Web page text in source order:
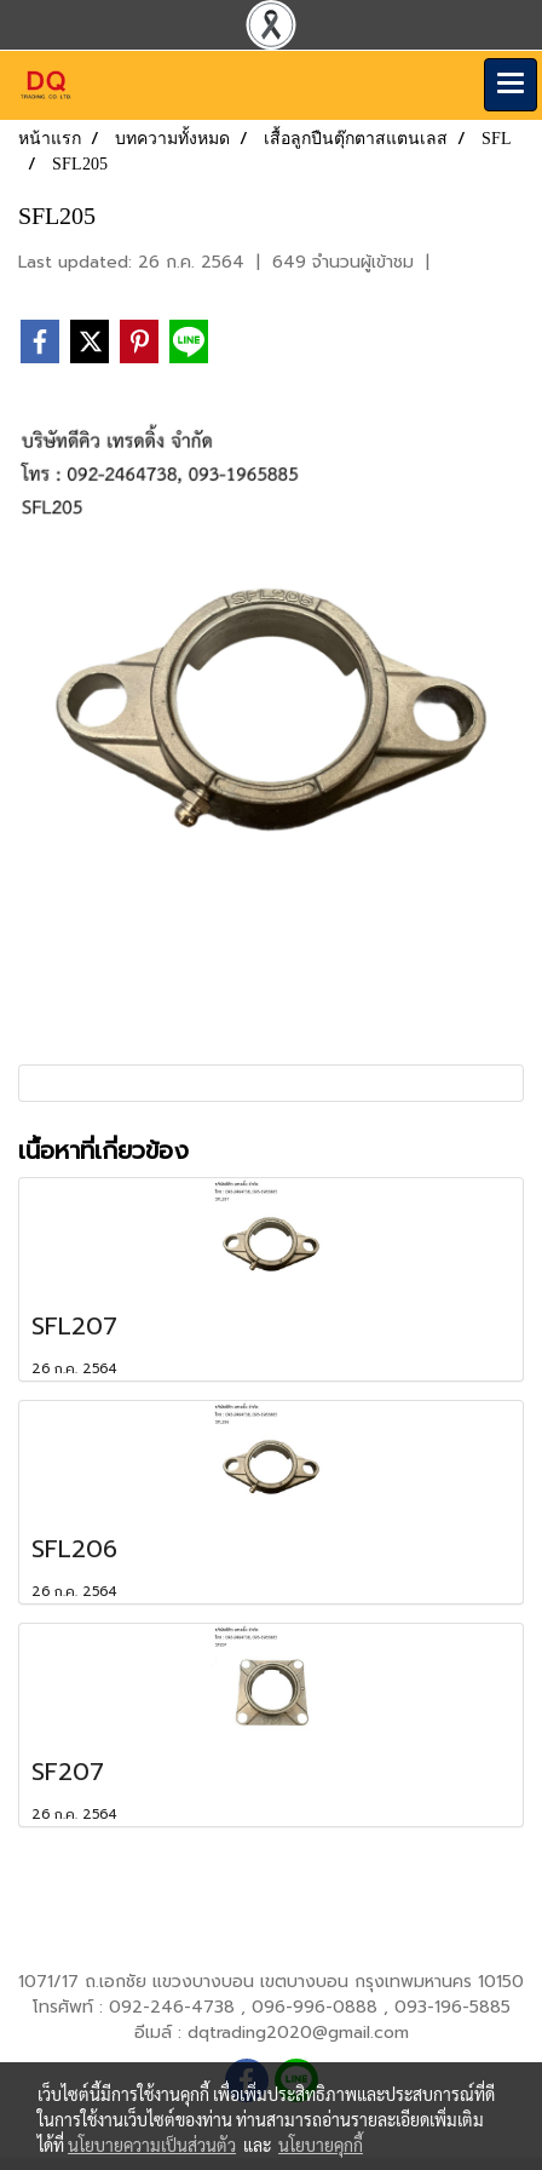
หน้าแรก บทความทั้งหมด เสื้อลูกปืนตุ๊กตาสแตนเลส
SFL
SFL205
SFL205
Last updated: 26 ก.ค. 2564 | 649 จำนวนผู้เข้าชม |
เนื้อหาที่เกี่ยวข้อง
SFL207
26 ก.ค. 2564
SFL206
26 ก.ค. 2564
SF207
26 ก.ค. 2564
1071/17 ถ.เอกชัย แขวงบางบอน เขตบางบอน กรุงเทพมหานคร 10150
โทรศัพท์ : 092-246-4738 , 096-996-0888 , 093-196-5885
อีเมล์ : dqtrading2020@gmail.com
เว็บไซต์นี้มีการใช้งานคุกกี้ เพื่อเพิ่มประสิทธิภาพและประสบการณ์ที่ดี
ในการใช้งานเว็บไซต์ของท่าน ท่านสามารถอ่านรายละเอียดเพิ่มเติม
ได้ที่นโยบายความเป็นส่วนตัว และ นโยบายคุกกี้